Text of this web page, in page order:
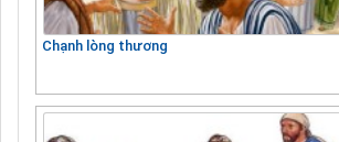
Chạnh lòng thương